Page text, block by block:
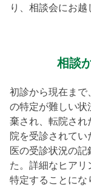
り、相談会にお越
相談
初診から現在まで
の特定が難しい
棄され、転院され
院を受診されて
医の受診状況の
た。詳細なヒア
特定することにな